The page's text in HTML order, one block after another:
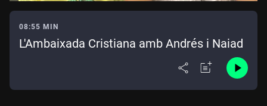
08:55 MIN
L'Ambaixada Cristiana amb Andrés i Naiad